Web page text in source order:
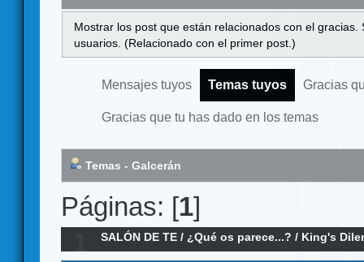
Mostrar los post que están relacionados con el
usuarios. (Relacionado con el primer post.)
Mensajes tuyos Temas tuyos Gracias
Gracias que tu has dado en los temas
Temas - Galcerán
Páginas: [1]
SALÓN DE TE /¿Qué os parece...? / King's